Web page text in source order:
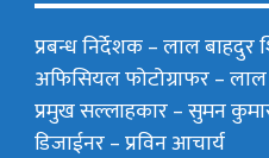
प्रबन्ध निर्देशक –लाल बाहदुर
अफिसियल फोटोग्राफर –लाल
प्रमुख सल्लाहकार –सुमन
डिजाईनर – प्रविन आचार्य